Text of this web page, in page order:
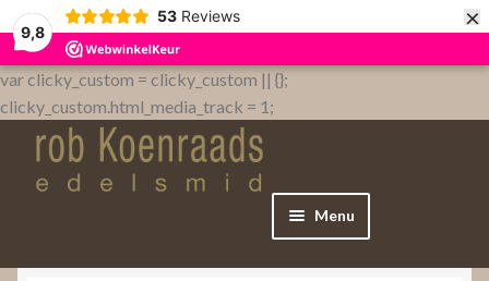
9,8
53 Reviews ×
var clicky_custom = clicky_custom || {};
clicky_custom.html_media_track = 1;
Menu
Home